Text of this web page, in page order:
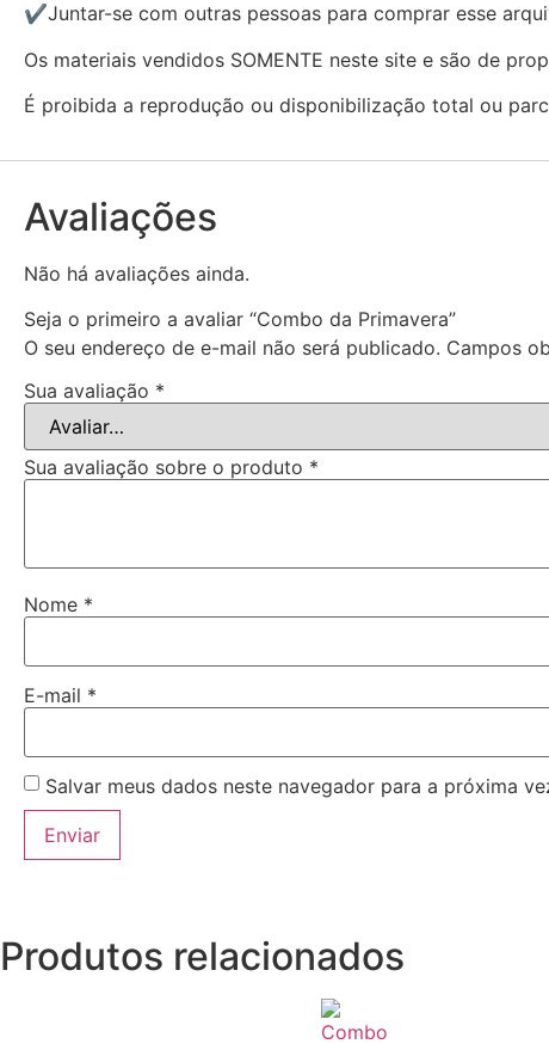
✔Juntar-se com outras pessoas para comprar esse
Os materiais vendidos SOMENTE neste site e são de
É proibida a reprodução ou disponibilização total ou
Avaliações
Não há avaliações ainda.
Seja o primeiro a avaliar “Combo da Primavera”
O seu endereço de e-mail não será publicado. Campos
Sua avaliação *
Sua avaliação sobre o produto *
Nome *
E-mail *
Salvar meus dados neste navegador para a próxima
Produtos relacionados